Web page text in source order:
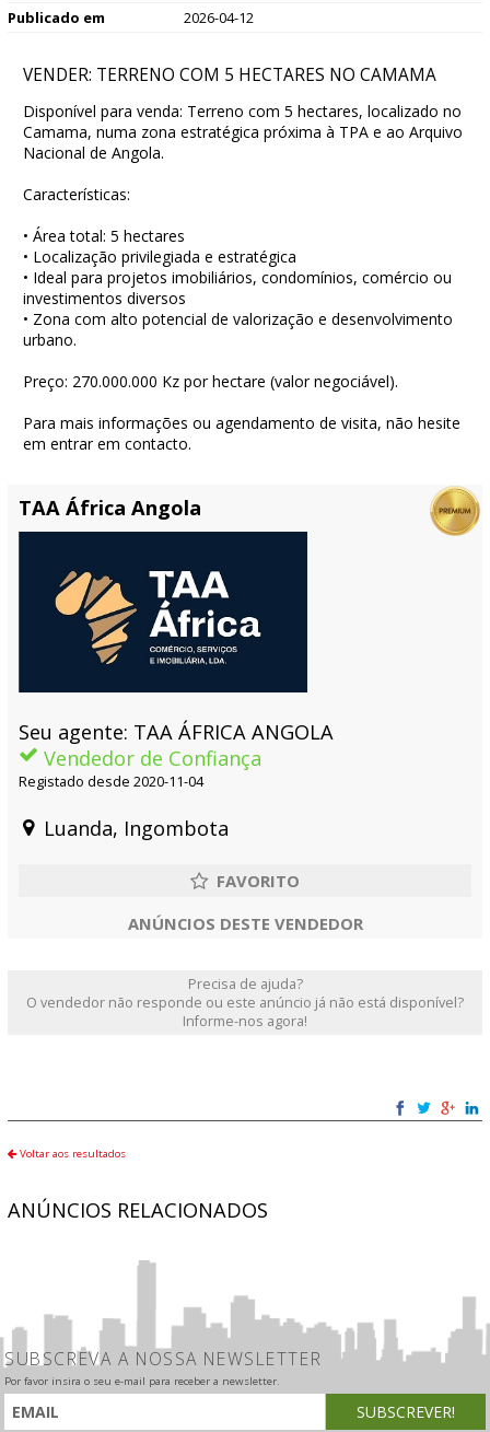
Publicado em
2026-04-12
VENDER: TERRENO COM 5 HECTARES NO CAMAMA
Disponível para venda: Terreno com 5 hectares, localizado no
Camama, numa zona estratégica próxima à TPA e ao Arquivo
Nacional de Angola.
Características:
• Área total: 5 hectares
• Localização privilegiada e estratégica
• Ideal para projetos imobiliários, condomínios, comércio ou
investimentos diversos
• Zona com alto potencial de valorização e desenvolvimento
urbano.
Preço: 270.000.000 Kz por hectare (valor negociável).
Para mais informações ou agendamento de visita, não hesite
em entrar em contacto.
TAA África Angola
Seu agente: TAA ÁFRICA ANGOLA
Vendedor de Confiança
Registado desde 2020-11-04
Luanda, Ingombota
ANÚNCIOS DESTE VENDEDOR
Precisa de ajuda?
O vendedor não responde ou este anúncio já não está disponível?
Informe-nos agora!
Voltar aos resultados
ANÚNCIOS RELACIONADOS
SUBSCREVA A NOSSA NEWSLETTER
Por favor insira o seu e-mail para receber a newsletter.